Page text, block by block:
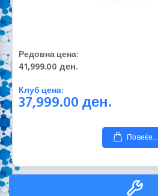
Редовна цена:
41,999.00 ден.
Клуб цена:
37,999.00ден.
Повеќе...